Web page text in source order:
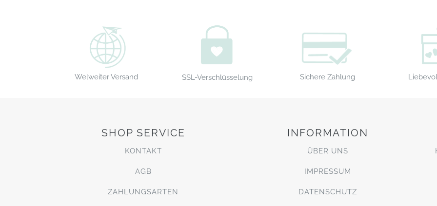
Welweiter Versand SSL-Verschlüsselung Sichere Zahlung
SHOP SERVICE
KONTAKT
AGB
ZAHLUNGSARTEN
INFORMATION
ÜBER UNS
IMPRESSUM
DATENSCHUTZ